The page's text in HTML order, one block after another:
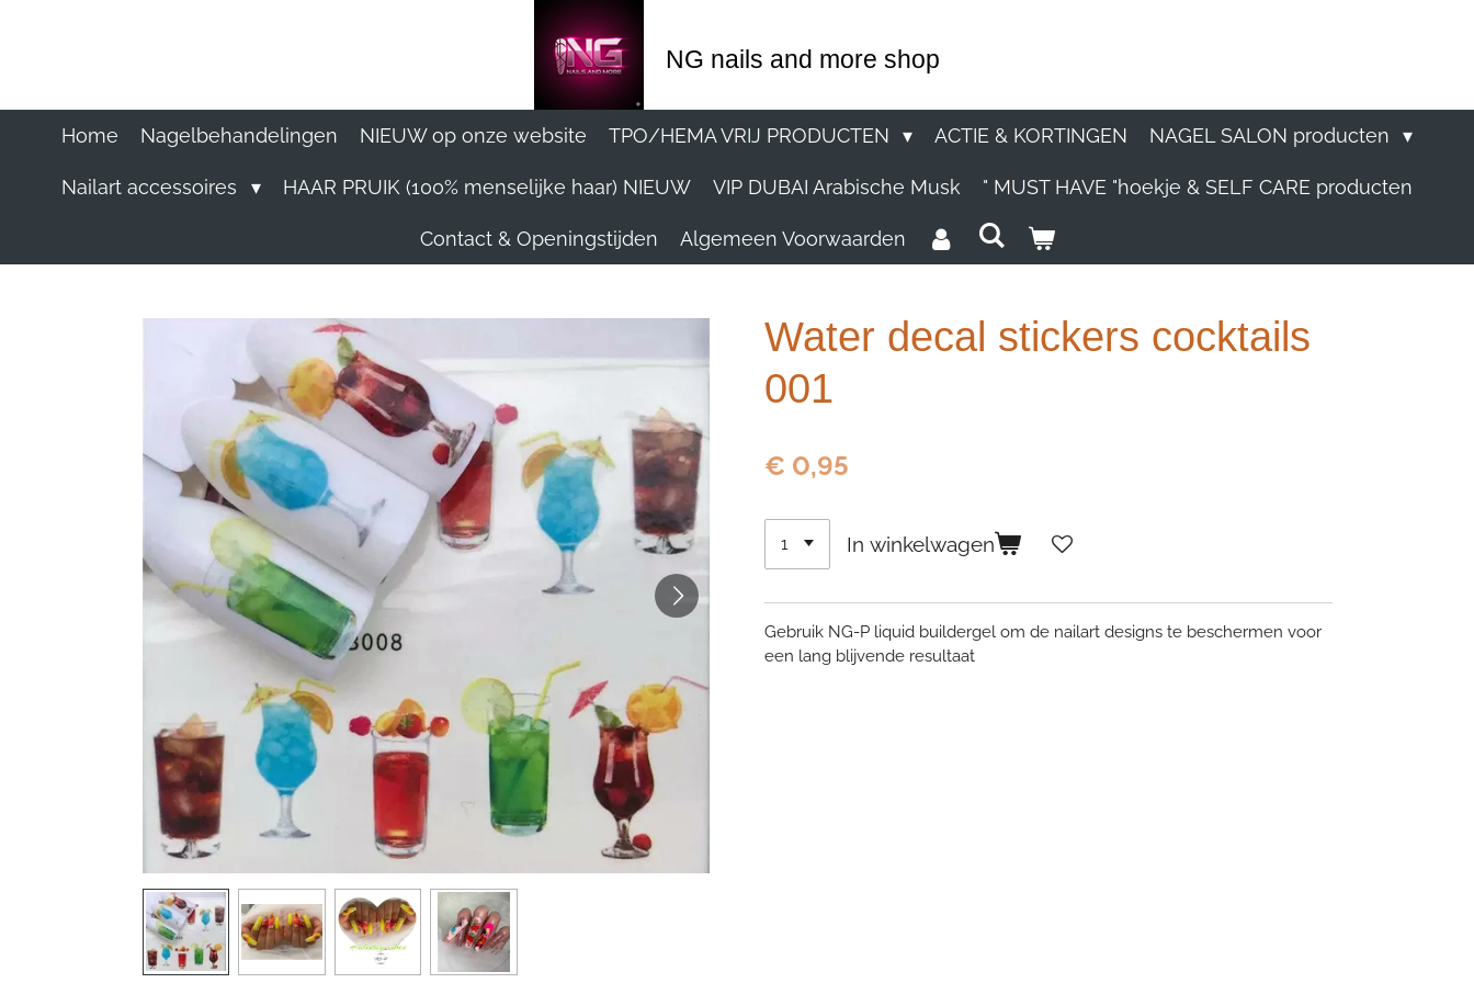
NG nails and more shop
Home Nagelbehandelingen NIEUW op onze website TPO/HEMA VRIJ PRODUCTEN ACTIE & KORTINGEN NAGEL SALON producten
Nailart accessoires HAAR PRUIK (100% menselijke haar) NIEUW VIP DUBAI Arabische Musk " MUST HAVE "hoekje & SELF CARE producten
Contact & Openingstijden Algemeen Voorwaarden
Water decal stickers cocktails
001
€ 0,95
In winkelwagen
Gebruik NG-P liquid buildergel om de nailart designs te beschermen voor
een lang blijvende resultaat